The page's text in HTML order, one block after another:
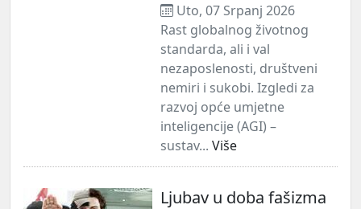
Uto, 07 Srpanj 2026
Rast globalnog životnog
standarda, ali i val
nezaposlenosti, društveni
nemiri i sukobi. Izgledi za
razvoj opće umjetne
inteligencije (AGI) –
sustav... Više
Ljubav u doba fašizma